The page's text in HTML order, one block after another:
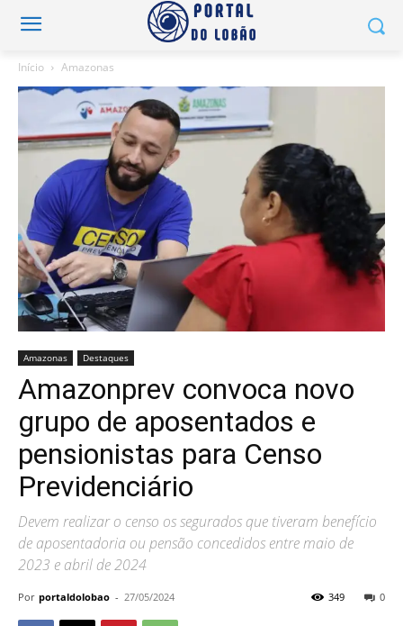
Início Amazonas
Amazonas Destaques
Amazonprev convoca novo
grupo de aposentados e
pensionistas para Censo
Previdenciário
Devem realizar o censo os segurados que tiveram benefício
de aposentadoria ou pensão concedidos entre maio de
2023 e abril de 2024
Por portaldolobao - 27/05/2024 0
349